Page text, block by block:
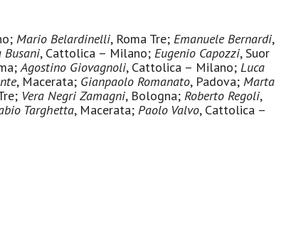
Mario Belardinelli, Roma Tre; Emanuele Bernardi,
Busani, Cattolica – Milano; Eugenio Capozzi, Suor
Agostino Giovagnoli, Cattolica – Milano; Luca
, Macerata; Gianpaolo Romanato, Padova; Marta
Vera Negri Zamagni, Bologna; Roberto Regoli,
Targhetta, Macerata; Paolo Valvo, Cattolica –